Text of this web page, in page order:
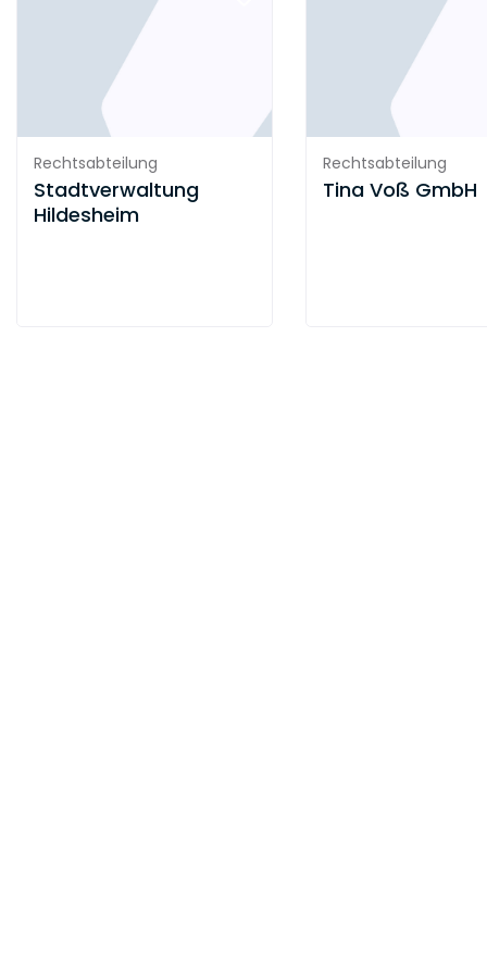
Rechtsabteilung
Stadtverwaltung
Hildesheim
Rechtsabteilung
Tina Voß GmbH